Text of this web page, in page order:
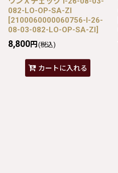
082-LO-OP-SA-ZI
[2100060000060756-I-26-
08-03-082-LO-OP-SA-ZI]
8,800円 (税込)
カートに入れる